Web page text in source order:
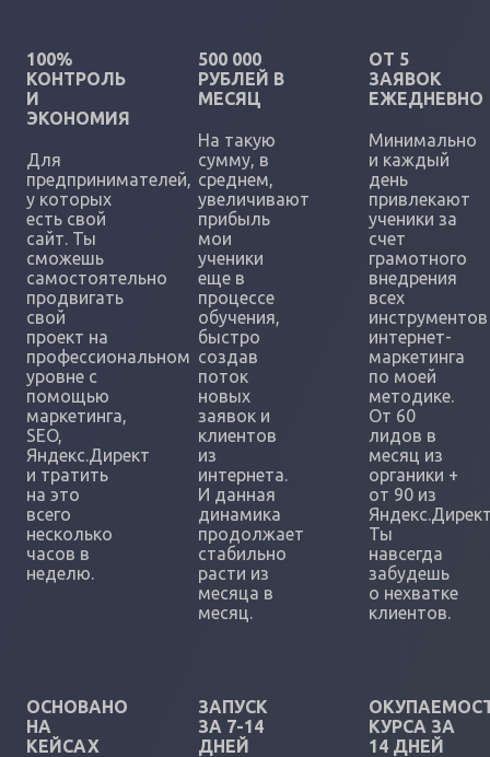
100%
КОНТРОЛЬ
И
ЭКОНОМИЯ
Для
предпринимателей,
у которых
есть свой
сайт. Ты
сможешь
самостоятельно
продвигать
свой
проект на
профессиональном
уровне с
помощью
маркетинга,
SEO,
Яндекс.Директ
и тратить
на это
всего
несколько
часов в
неделю.
500 000
РУБЛЕЙ В
МЕСЯЦ
На такую
сумму, в
среднем,
увеличивают
прибыль
мои
ученики
еще в
процессе
обучения,
быстро
создав
поток
новых
заявок и
клиентов
из
интернета.
И данная
динамика
продолжает
стабильно
расти из
месяца в
месяц.
ОТ 5
ЗАЯВОК
ЕЖЕДНЕВНО
Минимально
и каждый
день
привлекают
ученики за
счет
грамотного
внедрения
всех
инструментов
интернет-
маркетинга
по моей
методике.
От 60
лидов в
месяц из
органики +
от 90 из
Ты
навсегда
забудешь
о нехватке
клиентов.
ОСНОВАНО
НА
КЕЙСАХ
ЗАПУСК
ЗА 7-14
ДНЕЙ
КУРСА ЗА
14 ДНЕЙ